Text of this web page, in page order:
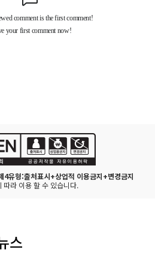
4유형:출처표시+상업적 이용금지+변경금지
따라 이용 할 수 있습니다.
스